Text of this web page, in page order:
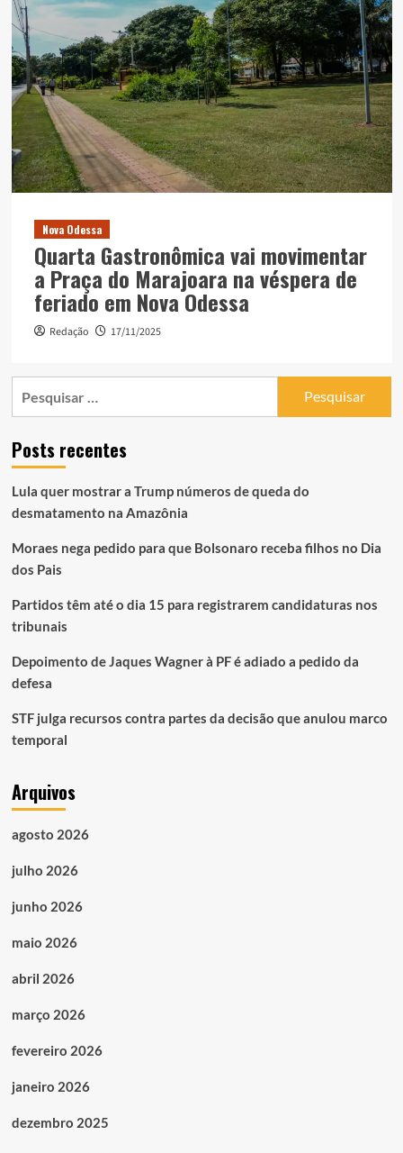
Nova Odessa
Quarta Gastronômica vai movimentar
a Praça do Marajoara na véspera de
feriado em Nova Odessa
Redação 17/11/2025
Posts recentes
Lula quer mostrar a Trump números de queda do
desmatamento na Amazônia
Moraes nega pedido para que Bolsonaro receba filhos no Dia
dos Pais
Partidos têm até o dia 15 para registrarem candidaturas nos
tribunais
Depoimento de Jaques Wagner à PF é adiado a pedido da
defesa
STF julga recursos contra partes da decisão que anulou marco
temporal
Arquivos
agosto 2026
julho 2026
junho 2026
maio 2026
abril 2026
março 2026
fevereiro 2026
janeiro 2026
dezembro 2025